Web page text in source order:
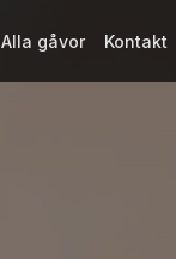
Alla gåvor Kontakt